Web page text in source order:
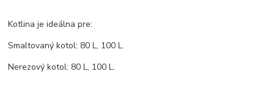
Kotlina je ideálna pre:
Smaltovaný kotol: 80 L, 100 L.
Nerezový kotol: 80 L, 100 L.